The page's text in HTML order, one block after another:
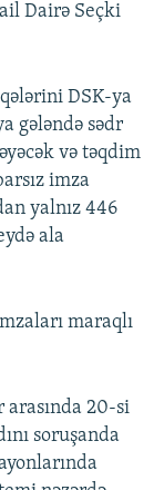
Dairə Seçki
DSK-ya
gələndə sədr
və təqdim
imza
yalnız 446
ala
maraqlı
20-si
soruşanda